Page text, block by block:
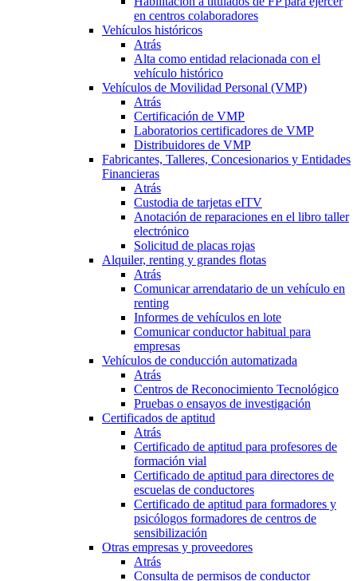
en centros colaboradores
Vehículos históricos
Atrás
Alta como entidad relacionada con el
vehículo histórico
Vehículos de Movilidad Personal (VMP)
Atrás
Certificación de VMP
Laboratorios certificadores de VMP
Distribuidores de VMP
Fabricantes, Talleres, Concesionarios y Entidades
Financieras
Atrás
Custodia de tarjetas eITV
Anotación de reparaciones en el libro taller
electrónico
Solicitud de placas rojas
Alquiler, renting y grandes flotas
Atrás
Comunicar arrendatario de un vehículo en
renting
Informes de vehículos en lote
Comunicar conductor habitual para
empresas
Vehículos de conducción automatizada
Atrás
Centros de Reconocimiento Tecnológico
Pruebas o ensayos de investigación
Certificados de aptitud
Atrás
Certificado de aptitud para profesores de
formación vial
Certificado de aptitud para directores de
escuelas de conductores
Certificado de aptitud para formadores y
psicólogos formadores de centros de
sensibilización
Otras empresas y proveedores
Atrás
Consulta de permisos de conductor